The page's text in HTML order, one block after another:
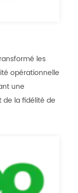
les
opérationnelle
une
la fidélité de